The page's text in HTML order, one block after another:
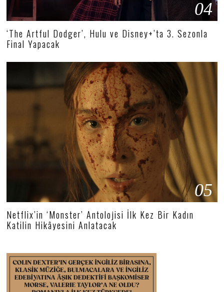
04
‘The Artful Dodger’, Hulu ve Disney+’ta 3. Sezonla
Final Yapacak
05
Netflix’in ‘Monster’ Antolojisi İlk Kez Bir Kadın
Katilin Hikâyesini Anlatacak